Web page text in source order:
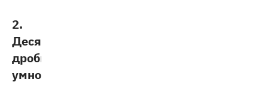
2.
Десятичные
дроби:
умножение